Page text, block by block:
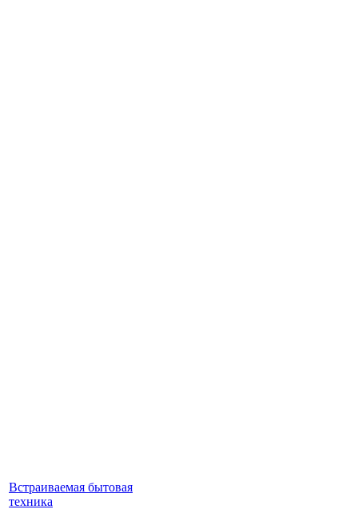
Встраиваемая бытовая
техника